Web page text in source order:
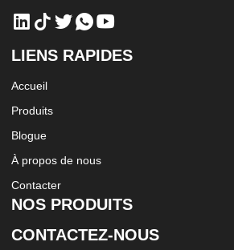
LIENS RAPIDES
Accueil
Produits
Blogue
À propos de nous
Contacter
NOS PRODUITS
CONTACTEZ-NOUS